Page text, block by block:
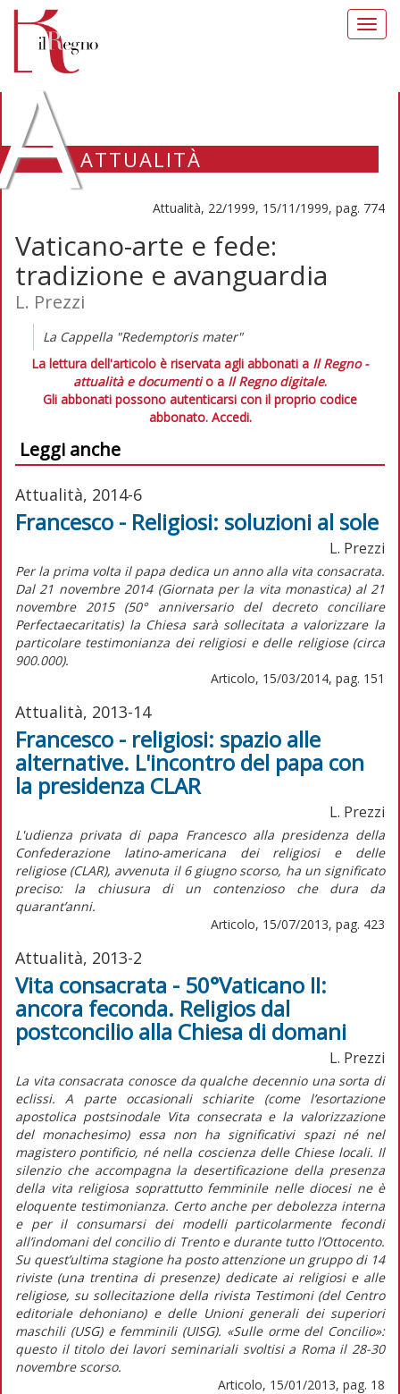
ATTUALITÀ
Attualità, 22/1999, 15/11/1999, pag. 774
Vaticano-arte e fede:
tradizione e avanguardia
L. Prezzi
La Cappella "Redemptoris mater"
La lettura dell'articolo è riservata agli abbonati a Il Regno -
attualità e documentio a Il Regno digitale.
Gli abbonati possono autenticarsi con il proprio codice
abbonato. Accedi.
Leggi anche
Attualità, 2014-6
Francesco - Religiosi: soluzioni al sole
L. Prezzi
Per la prima volta il papa dedica un anno alla vita consacrata.
Dal 21 novembre 2014 (Giornata per la vita monastica) al 21
novembre 2015 (50° anniversario del decreto conciliare
Perfectaecaritatis) la Chiesa sarà sollecitata a valorizzare la
particolare testimonianza dei religiosi e delle religiose (circa
900.000).
Articolo, 15/03/2014, pag. 151
Attualità, 2013-14
Francesco - religiosi: spazio alle
alternative. L'incontro del papa con
la presidenza CLAR
L. Prezzi
L'udienza privata di papa Francesco alla presidenza della
Confederazione latino-americana dei religiosi e delle
religiose (CLAR), avvenuta il 6 giugno scorso, ha un significato
preciso: la chiusura di un contenzioso che dura da
quarant’anni.
Articolo, 15/07/2013, pag. 423
Attualità, 2013-2
Vita consacrata - 50°Vaticano II:
ancora feconda. Religios dal
postconcilio alla Chiesa di domani
L. Prezzi
La vita consacrata conosce da qualche decennio una sorta di
eclissi. A parte occasionali schiarite (come l’esortazione
apostolica postsinodale Vita consecrata e la valorizzazione
del monachesimo) essa non ha significativi spazi né nel
magistero pontificio, né nella coscienza delle Chiese locali. Il
silenzio che accompagna la desertificazione della presenza
della vita religiosa soprattutto femminile nelle diocesi ne è
eloquente testimonianza. Certo anche per debolezza interna
e per il consumarsi dei modelli particolarmente fecondi
all’indomani del concilio di Trento e durante tutto l’Ottocento.
Su quest’ultima stagione ha posto attenzione un gruppo di 14
riviste (una trentina di presenze) dedicate ai religiosi e alle
religiose, su sollecitazione della rivista Testimoni (del Centro
editoriale dehoniano) e delle Unioni generali dei superiori
maschili (USG) e femminili (UISG). «Sulle orme del Concilio»:
questo il titolo dei lavori seminariali svoltisi a Roma il 28-30
novembre scorso.
Articolo, 15/01/2013, pag. 18